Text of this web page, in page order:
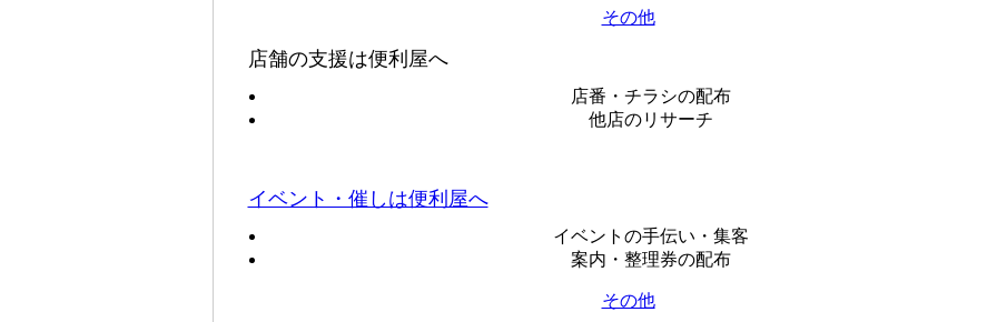
その他
店舗の支援は便利屋へ
店番・チラシの配布
他店のリサーチ
イベント・催しは便利屋へ
イベントの手伝い・集客
案内・整理券の配布
その他